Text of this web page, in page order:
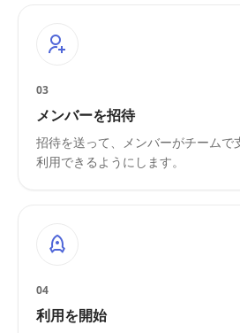
03
メンバーを招待
招待を送って、メンバーがチームで
利用できるようにします。
04
利用を開始